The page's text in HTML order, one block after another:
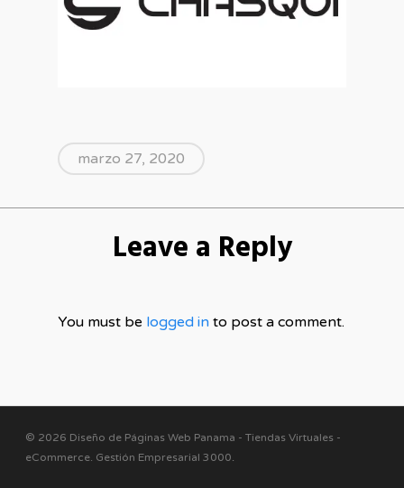
marzo 27, 2020
Leave a Reply
You must be logged in to post a comment.
© 2026 Diseño de Páginas Web Panama - Tiendas Virtuales -
eCommerce. Gestión Empresarial 3000.